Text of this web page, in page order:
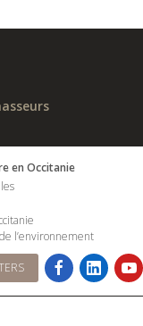
en Occitanie
l’environnement